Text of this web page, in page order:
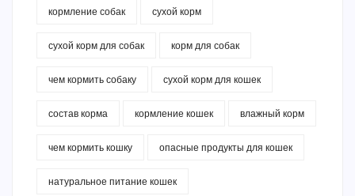
кормление собак сухой корм
сухой корм для собак корм для собак
чем кормить собаку сухой корм для кошек
состав корма кормление кошек влажный корм
чем кормить кошку опасные продукты для кошек
натуральное питание кошек